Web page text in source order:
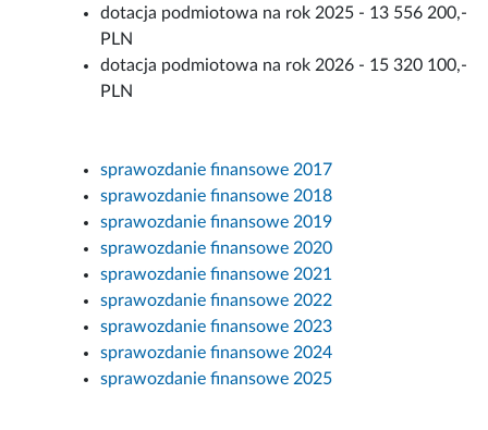
dotacja podmiotowa na rok 2025 - 13 556 200,-
PLN
dotacja podmiotowa na rok 2026 - 15 320 100,-
PLN
sprawozdanie finansowe 2017
sprawozdanie finansowe 2018
sprawozdanie finansowe 2019
sprawozdanie finansowe 2020
sprawozdanie finansowe 2021
sprawozdanie finansowe 2022
sprawozdanie finansowe 2023
sprawozdanie finansowe 2024
sprawozdanie finansowe 2025